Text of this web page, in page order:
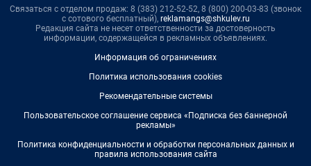
Связаться с отделом продаж: 8 (383) 212-52-52, 8 (800) 200-03-83 (звонок
с сотового бесплатный), reklamangs@shkulev.ru
Редакция сайта не несет ответственности за достоверность
информации, содержащейся в рекламных объявлениях.
Информация об ограничениях
Политика использования cookies
Рекомендательные системы
Пользовательское соглашение сервиса «Подписка без баннерной
рекламы»
Политика конфиденциальности и обработки персональных данных и
правила использования сайта